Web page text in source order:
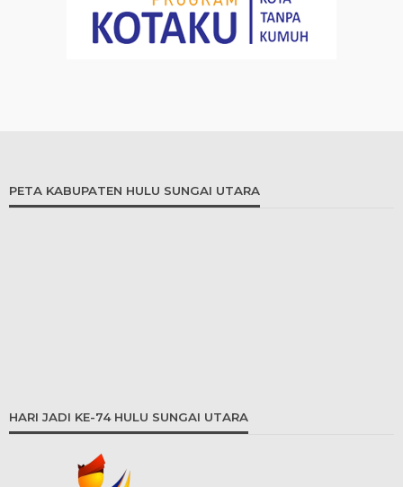
PETA KABUPATEN HULU SUNGAI UTARA
HARI JADI KE-74 HULU SUNGAI UTARA